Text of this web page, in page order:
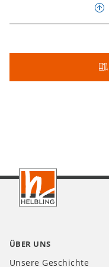
Footer
CH
ÜBER UNS
Unsere Geschichte